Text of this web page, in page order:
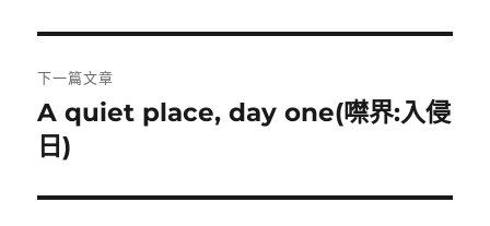
覽
篇
文
章:
下一篇文章
下
一
文
A quiet place, day one(噤界:入侵
日)